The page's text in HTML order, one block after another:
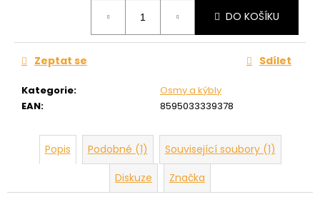
DO KOŠÍKU
Kategorie:
Osmy a kýbly
EAN: 8595033339378
Zeptat se Sdílet
Popis Podobné (1)
Související soubory (1)
Diskuze
Značka